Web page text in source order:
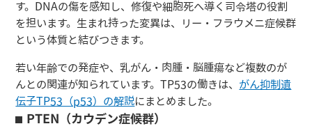
す。DNAの傷を感知し、修復や細胞死へ導く司令塔の役割
を担います。生まれ持った変異は、リー・フラウメニ症候群
という体質と結びつきます。
若い年齢での発症や、乳がん・肉腫・脳腫瘍など複数のが
んとの関連が知られています。TP53の働きは、 がん抑制遺
伝子TP53（p53）の解説にまとめました。
PTEN（カウデン症候群）